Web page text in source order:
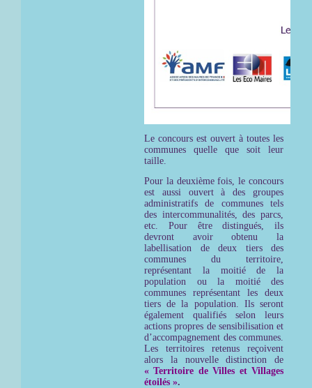
Le concours est ouvert à toutes les
communes quelle que soit leur
taille.
Pour la deuxième fois, le concours
est aussi ouvert à des groupes
administratifs de communes tels
des intercommunalités, des parcs,
etc. Pour être distingués, ils
devront avoir obtenu la
labellisation de deux tiers des
communes du territoire,
représentant la moitié de la
population ou la moitié des
communes représentant les deux
tiers de la population. Ils seront
également qualifiés selon leurs
actions propres de sensibilisation et
d’accompagnement des communes.
Les territoires retenus reçoivent
alors la nouvelle distinction de
« Territoire de Villes et Villages
étoilés ».